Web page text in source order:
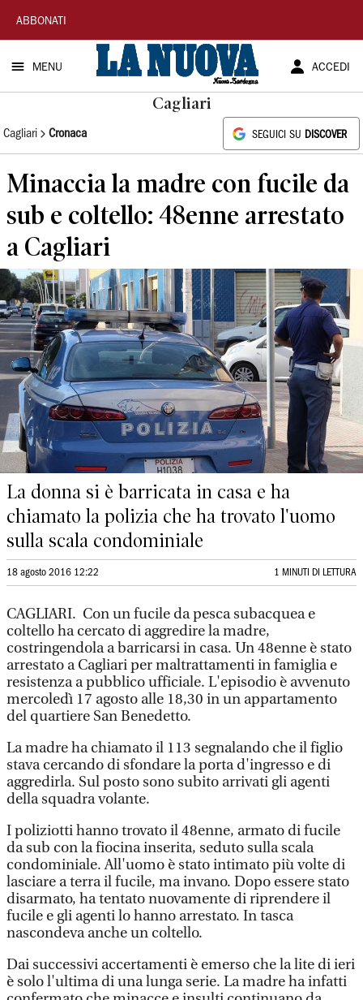
La
Nuova
Sardegna
ABBONATI
MENU ACCEDI
Cagliari
Cagliari Cronaca SEGUICI SU DISCOVER
Minaccia la madre con fucile da
sub e coltello: 48enne arrestato
a Cagliari
La donna si è barricata in casa e ha
chiamato la polizia che ha trovato l'uomo
sulla scala condominiale
18 agosto 2016 12:22 1 MINUTI DI LETTURA
CAGLIARI. Con un fucile da pesca subacquea e
coltello ha cercato di aggredire la madre,
costringendola a barricarsi in casa. Un 48enne è stato
arrestato a Cagliari per maltrattamenti in famiglia e
resistenza a pubblico ufficiale. L'episodio è avvenuto
mercoledì 17 agosto alle 18,30 in un appartamento
del quartiere San Benedetto.
La madre ha chiamato il 113 segnalando che il figlio
stava cercando di sfondare la porta d'ingresso e di
aggredirla. Sul posto sono subito arrivati gli agenti
della squadra volante.
I poliziotti hanno trovato il 48enne, armato di fucile
da sub con la fiocina inserita, seduto sulla scala
condominiale. All'uomo è stato intimato più volte di
lasciare a terra il fucile, ma invano. Dopo essere stato
disarmato, ha tentato nuovamente di riprendere il
fucile e gli agenti lo hanno arrestato. In tasca
nascondeva anche un coltello.
Dai successivi accertamenti è emerso che la lite di ieri
è solo l'ultima di una lunga serie. La madre ha infatti